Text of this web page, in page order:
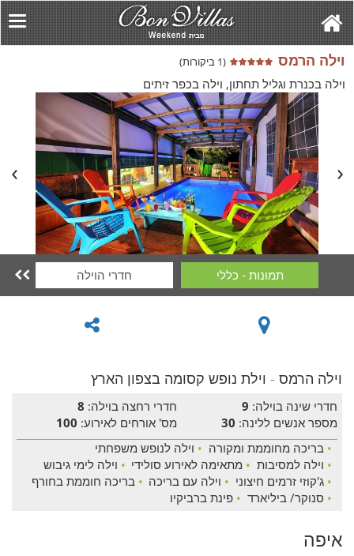
וילה הרמס (1 ביקורות)
וילה בכנרת וגליל תחתון, וילה בכפר זיתים
תמונות - כללי חדרי הוילה 
וילה הרמס - וילת נופש קסומה בצפון הארץ
חדרי שינה בוילה: 9 חדרי רחצה בוילה: 8
מספר אנשים ללינה: 30 מס' אורחים לאירוע: 100
• בריכה מחוממת ומקורה • וילה לנופש משפחתי
• וילה למסיבות • מתאימה לאירוע סולידי • וילה לימי גיבוש
• ג'קוזי זרמים חיצוני • וילה עם בריכה • בריכה חוממת בחורף
• סנוקר/ ביליארד • פינת ברביקיו
איפה